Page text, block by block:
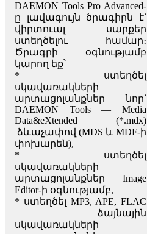
DAEMON Tools Pro Advanced-
ը լավագույն ծրագիրն է՝
վիրտուալ սարքեր
ստեղծելու համար։
Ծրագրի օգնությամբ
կարող եք՝
* ստեղծել
սկավառակների
արտացոլանքներ նոր՝
DAEMON Tools — Media
Data&eXtended (*.mdx)
ձևաչափով (MDS և MDF-ի
փոխարեն),
* ստեղծել
սկավառակների
արտացոլանքներ Image
Editor-ի օգնությամբ,
* ստեղծել MP3, APE, FLAC
ձայնային
սկավառակների